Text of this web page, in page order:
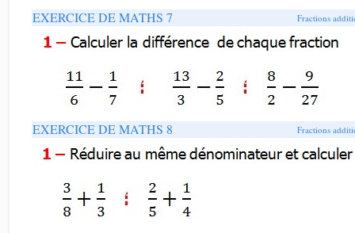
EXERCICE DE MATHS 7 Fractions
EXERCICE DE MATHS 8 Fractions